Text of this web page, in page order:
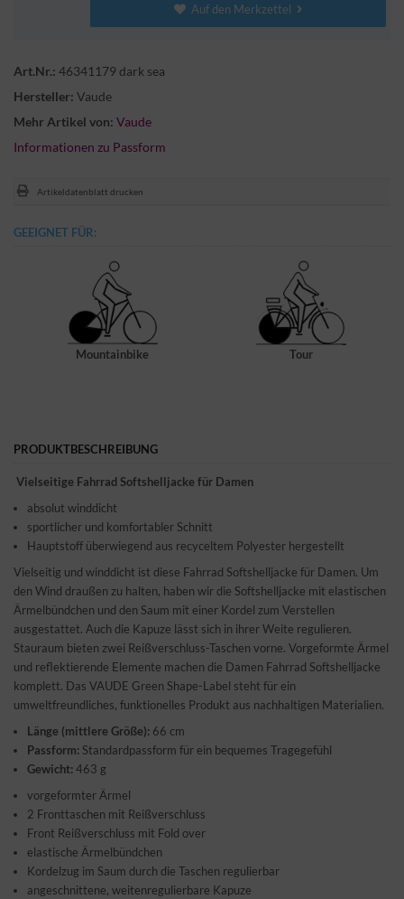
Auf den Merkzettel
Art.Nr.: 46341179 dark sea
Hersteller: Vaude
Mehr Artikel von: Vaude
Informationen zu Passform
Artikeldatenblatt drucken
GEEIGNET FÜR:
Mountainbike Tour
PRODUKTBESCHREIBUNG
Vielseitige Fahrrad Softshelljacke für Damen
absolut winddicht
sportlicher und komfortabler Schnitt
Hauptstoff überwiegend aus recyceltem Polyester hergestellt
Vielseitig und winddicht ist diese Fahrrad Softshelljacke für Damen. Um
den Wind draußen zu halten, haben wir die Softshelljacke mit elastischen
Ärmelbündchen und den Saum mit einer Kordel zum Verstellen
ausgestattet. Auch die Kapuze lässt sich in ihrer Weite regulieren.
Stauraum bieten zwei Reißverschluss-Taschen vorne. Vorgeformte Ärmel
und reflektierende Elemente machen die Damen Fahrrad Softshelljacke
komplett. Das VAUDE Green Shape-Label steht für ein
umweltfreundliches, funktionelles Produkt aus nachhaltigen Materialien.
Länge (mittlere Größe): 66 cm
Passform: Standardpassform für ein bequemes Tragegefühl
Gewicht:463 g
vorgeformter Ärmel
2 Fronttaschen mit Reißverschluss
Front Reißverschluss mit Fold over
elastische Ärmelbündchen
Kordelzug im Saum durch die Taschen regulierbar
angeschnittene, weitenregulierbare Kapuze